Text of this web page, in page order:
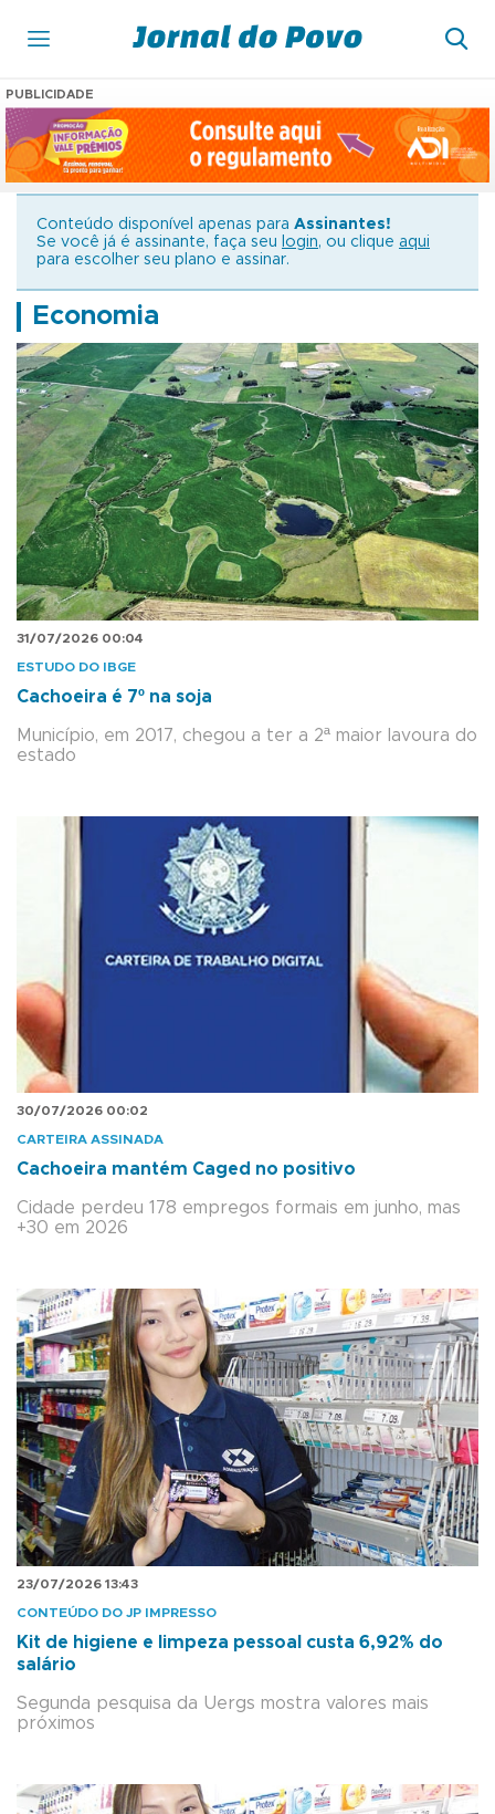
PUBLICIDADE
Conteúdo disponível apenas para Assinantes!
Se você já é assinante, faça seu
login, ou clique aqui
para escolher seu plano e assinar.
Economia
31/07/2026 00:04
ESTUDO DO IBGE
Cachoeira é 7º na soja
Município, em 2017, chegou a ter a 2ª maior lavoura do
estado
30/07/2026 00:02
CARTEIRA ASSINADA
Cachoeira mantém Caged no positivo
Cidade perdeu 178 empregos formais em junho, mas
+30 em 2026
23/07/2026 13:43
CONTEÚDO DO JP IMPRESSO
Kit de higiene e limpeza pessoal custa 6,92% do
salário
Segunda pesquisa da Uergs mostra valores mais
próximos